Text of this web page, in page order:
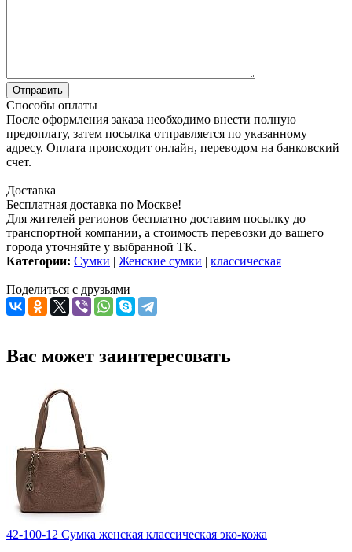
Способы оплаты
После оформления заказа необходимо внести полную
предоплату, затем посылка отправляется по указанному
адресу. Оплата происходит онлайн, переводом на банковский
счет.
Доставка
Бесплатная доставка по Москве!
Для жителей регионов бесплатно доставим посылку до
транспортной компании, а стоимость перевозки до вашего
города уточняйте у выбранной ТК.
Категории: Сумки | Женские сумки | классическая
Поделиться с друзьями
Вас может заинтересовать
42-100-12 Сумка женская классическая эко-кожа